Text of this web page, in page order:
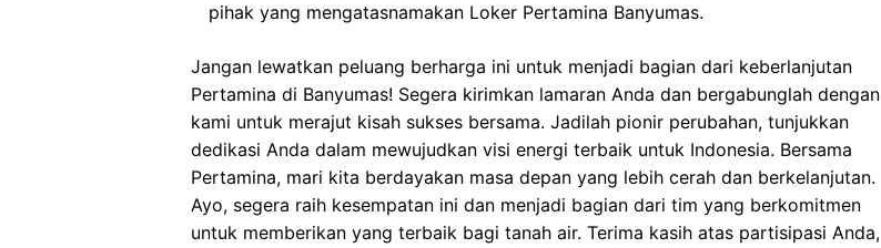
pihak yang mengatasnamakan Loker Pertamina Banyumas.
Jangan lewatkan peluang berharga ini untuk menjadi bagian dari keberlanjutan
Pertamina di Banyumas! Segera kirimkan lamaran Anda dan bergabunglah dengan
kami untuk merajut kisah sukses bersama. Jadilah pionir perubahan, tunjukkan
dedikasi Anda dalam mewujudkan visi energi terbaik untuk Indonesia. Bersama
Pertamina, mari kita berdayakan masa depan yang lebih cerah dan berkelanjutan.
Ayo, segera raih kesempatan ini dan menjadi bagian dari tim yang berkomitmen
untuk memberikan yang terbaik bagi tanah air. Terima kasih atas partisipasi Anda,